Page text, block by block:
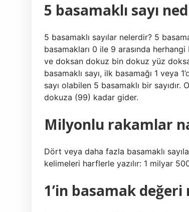
5 basamaklı sayı
5 basamaklı sayılar nelerdir? 5
basamakları 0 ile 9 arasında
ve doksan dokuz bin dokuz yüz
basamaklı sayı, ilk basamağı 1 veya
sayı olabilen 5 basamaklı bir
dokuza (99) kadar gider.
Milyonlu rakamlar
Dört veya daha fazla basamaklı
kelimeleri harflerle yazılır: 1 milyar
1’in basamak değeri